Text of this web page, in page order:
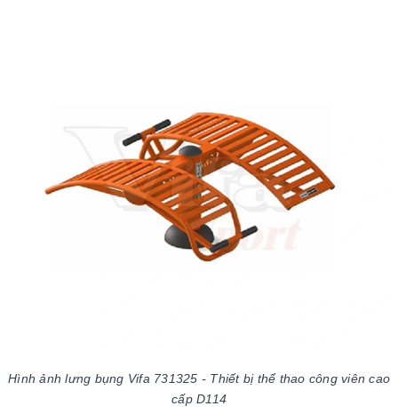
Hình ảnh lưng bụng Vifa 731325 - Thiết bị thể thao công viên cao
cấp D114